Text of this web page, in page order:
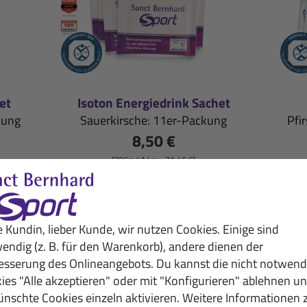
Kundin, lieber Kunde, wir nutzen Cookies. Einige sind
(z. B. für den Warenkorb), andere dienen der
des Onlineangebots. Du kannst die nicht
"Alle akzeptieren" oder mit "Konfigurieren" ablehnen
Cookies einzeln aktivieren. Weitere Informationen
Isoton Energiedrink Sachet
Sauerkirsche: 11er-Packung
8,50 €
(396g / 1 kg = 21,46 €)
Sport – für deine Fitness
uns am Herzen. Daher